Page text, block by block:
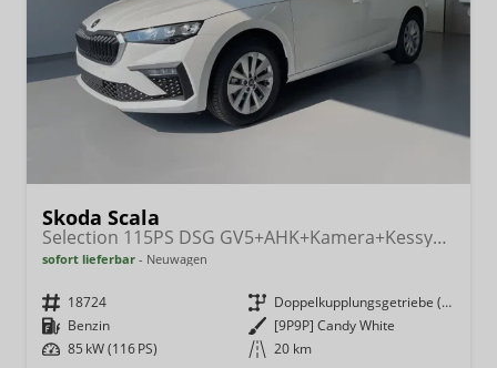
Skoda Scala
Selection 115PS DSG GV5+AHK+Kamera+Kessy+PDC+Sitzheiz+Alu16+Climatronic
sofort lieferbar Neuwagen
Fahrzeugnr. 18724 Getriebe
Doppelkupplungsgetriebe (DSG)
Kraftstoff Benzin Außenfarbe [9P9P] Candy White
Leistung 85 kW (116 PS) Kilometerstand 20 km